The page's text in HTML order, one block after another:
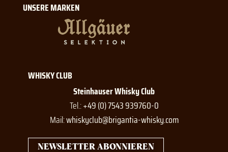
UNSERE MARKEN
WHISKY CLUB
Steinhauser Whisky Club
Tel.:+49 (0) 7543 939760-0
Mail:whiskyclub@brigantia-whisky.com
NEWSLETTER ABONNIEREN